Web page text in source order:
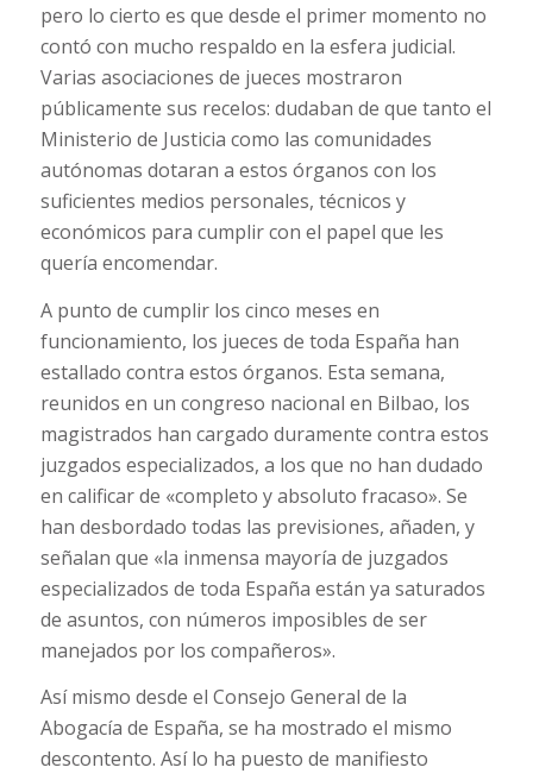
pero lo cierto es que desde el primer momento no
contó con mucho respaldo en la esfera judicial.
Varias asociaciones de jueces mostraron
públicamente sus recelos: dudaban de que tanto el
Ministerio de Justicia como las comunidades
autónomas dotaran a estos órganos con los
suficientes medios personales, técnicos y
económicos para cumplir con el papel que les
quería encomendar.
A punto de cumplir los cinco meses en
funcionamiento, los jueces de toda España han
estallado contra estos órganos. Esta semana,
reunidos en un congreso nacional en Bilbao, los
magistrados han cargado duramente contra estos
juzgados especializados, a los que no han dudado
en calificar de «completo y absoluto fracaso». Se
han desbordado todas las previsiones, añaden, y
señalan que «la inmensa mayoría de juzgados
especializados de toda España están ya saturados
de asuntos, con números imposibles de ser
manejados por los compañeros».
Así mismo desde el Consejo General de la
Abogacía de España, se ha mostrado el mismo
descontento. Así lo ha puesto de manifiesto